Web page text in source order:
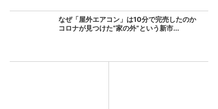
なぜ「屋外エアコン」は10分で完売したのか
コロナが見つけた“家の外”という新市...